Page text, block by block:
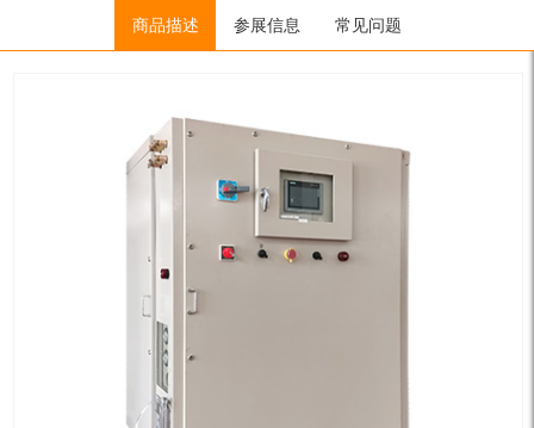
制冷加热控温系统 UST系列/ UST-A9536W
商品描述 参展信息 常见问题